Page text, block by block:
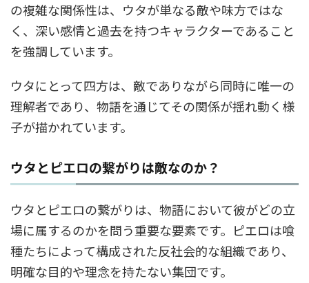
の複雑な関係性は、ウタが単なる敵や味方ではな
く、深い感情と過去を持つキャラクターであること
を強調しています。
ウタにとって四方は、敵でありながら同時に唯一の
理解者であり、物語を通じてその関係が揺れ動く様
子が描かれています。
ウタとピエロの繋がりは敵なのか？
ウタとピエロの繋がりは、物語において彼がどの立
場に属するのかを問う重要な要素です。ピエロは喰
種たちによって構成された反社会的な組織であり、
明確な目的や理念を持たない集団です。